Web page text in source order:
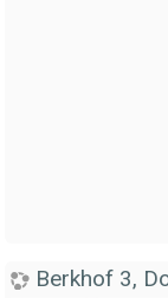
Berkhof 3,